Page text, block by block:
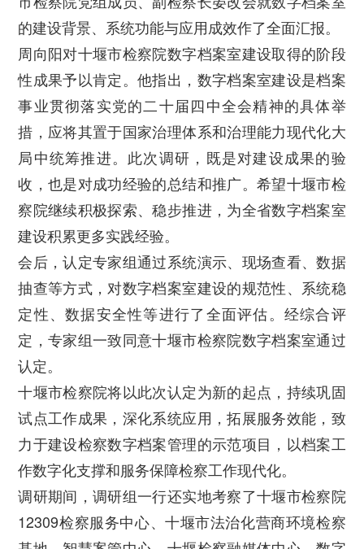
的建设背景、系统功能与应用成效作了全面汇报。
周向阳对十堰市检察院数字档案室建设取得的阶段
性成果予以肯定。他指出，数字档案室建设是档案
事业贯彻落实党的二十届四中全会精神的具体举
措，应将其置于国家治理体系和治理能力现代化大
局中统筹推进。此次调研，既是对建设成果的验
收，也是对成功经验的总结和推广。希望十堰市检
察院继续积极探索、稳步推进，为全省数字档案室
建设积累更多实践经验。
会后，认定专家组通过系统演示、现场查看、数据
抽查等方式，对数字档案室建设的规范性、系统稳
定性、数据安全性等进行了全面评估。经综合评
定，专家组一致同意十堰市检察院数字档案室通过
认定。
十堰市检察院将以此次认定为新的起点，持续巩固
试点工作成果，深化系统应用，拓展服务效能，致
力于建设检察数字档案管理的示范项目，以档案工
作数字化支撑和服务保障检察工作现代化。
调研期间，调研组一行还实地考察了十堰市检察院
12309检察服务中心、十堰市法治化营商环境检察